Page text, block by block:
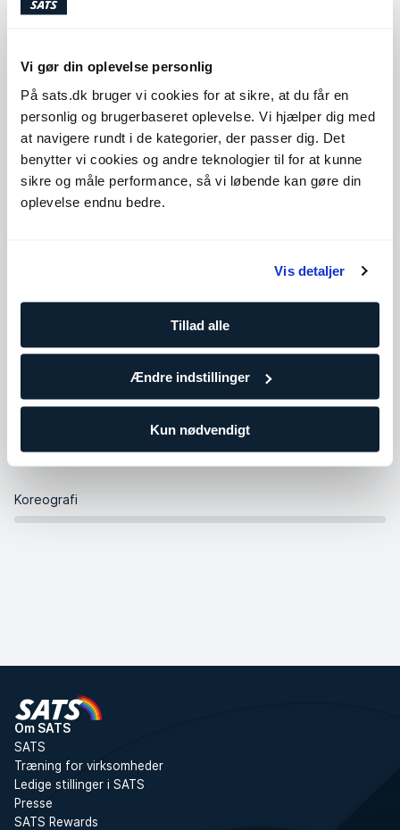
Vi gør din oplevelse personlig
På sats.dk bruger vi cookies for at sikre, at du får en
personlig og brugerbaseret oplevelse. Vi hjælper dig med
at navigere rundt i de kategorier, der passer dig. Det
benytter vi cookies og andre teknologier til for at kunne
sikre og måle performance, så vi løbende kan gøre din
oplevelse endnu bedre.
Vis detaljer
Tillad alle
Ændre indstillinger
Kun nødvendigt
Nippon Sport (fysisk butik på Vesterbrogade) giver 10% rabat
ved forvisning af SATS medlemskab.
Kondition
Koreografi
Om SATS
SATS
Træning for virksomheder
Ledige stillinger i SATS
Presse
SATS Rewards